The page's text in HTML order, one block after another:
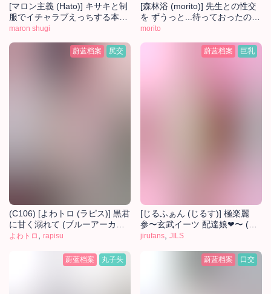
[マロン主義 (Hato)] キサキと制
服でイチャラブえっちする本
(ブルーアーカイブ) [中国翻訳]
maron shugi
[森林浴 (morito)] 先生との性交
を ずうっと...待っておったのじ
ゃ (ブルーアーカイブ) [中国翻
morito
蔚蓝档案 尻交
(C106) [よわトロ (ラピス)] 黒君
に甘く溺れて (ブルーアーカイ
ブ) [中国翻訳]
よわトロ rapisu
蔚蓝档案 巨乳
[じるふぁん (じるす)] 極楽麗
参〜玄武イーツ 配達娘❤〜 (ブ
ルーアーカイブ) [中国翻訳]
jirufans JILS
蔚蓝档案 丸子头 蔚蓝档案 口交